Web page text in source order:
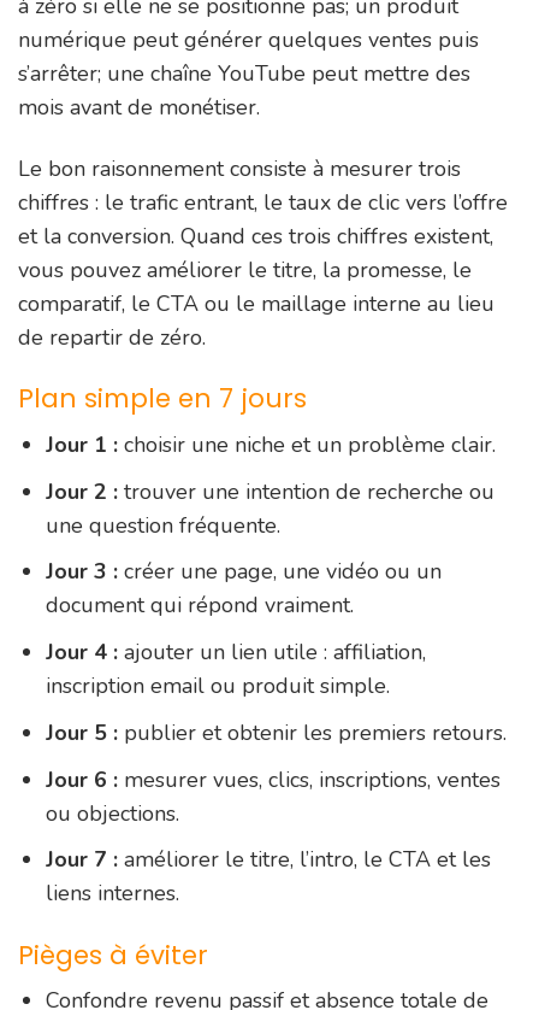
numérique peut générer quelques ventes puis
s’arrêter; une chaîne YouTube peut mettre des
mois avant de monétiser.
Le bon raisonnement consiste à mesurer trois
chiffres : le trafic entrant, le taux de clic vers l’offre
et la conversion. Quand ces trois chiffres existent,
vous pouvez améliorer le titre, la promesse, le
comparatif, le CTA ou le maillage interne au lieu
de repartir de zéro.
Plan simple en 7 jours
Jour 1 : choisir une niche et un problème clair.
Jour 2 : trouver une intention de recherche ou
une question fréquente.
Jour 3 : créer une page, une vidéo ou un
document qui répond vraiment.
Jour 4 : ajouter un lien utile : affiliation,
inscription email ou produit simple.
Jour 5 : publier et obtenir les premiers retours.
Jour 6 : mesurer vues, clics, inscriptions, ventes
ou objections.
Jour 7 : améliorer le titre, l’intro, le CTA et les
liens internes.
Pièges à éviter
Confondre revenu passif et absence totale de